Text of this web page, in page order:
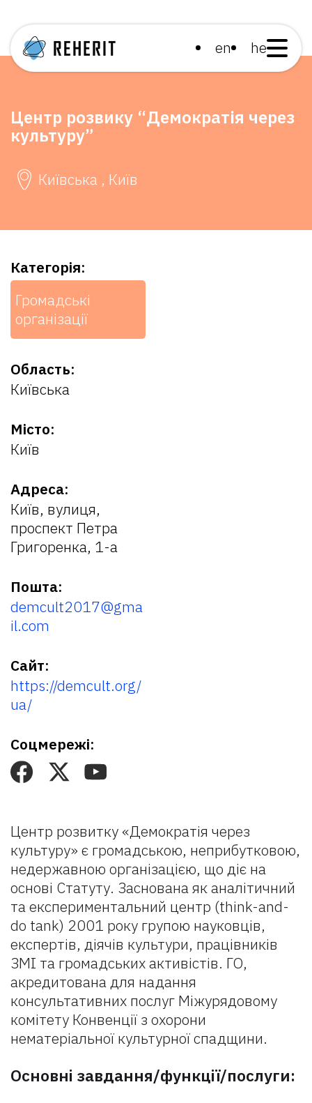
en he
Центр розвику “Демократія через
культуру”
Київська , Київ
Центр розвитку «Демократія через
культуру» є громадською, неприбутковою,
недержавною організацією, що діє на
основі Статуту. Заснована як аналітичний
та експериментальний центр (think-and-
do tank) 2001 року групою науковців,
експертів, діячів культури, працівників
ЗМІ та громадських активістів. ГО,
акредитована для надання
консультативних послуг Міжурядовому
комітету Конвенції з охорони
нематеріальної культурної спадщини.
Основні завдання/функції/послуги:
Категорія:
Громадські
організації
Область:
Київська
Місто:
Київ
Адреса:
Київ, вулиця,
проспект Петра
Григоренка, 1-а
Пошта:
demcult2017@gma
il.com
Сайт:
https://demcult.org/
ua/
Соцмережі: